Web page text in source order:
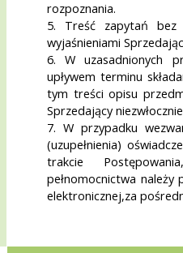
rozpoznania.
5. Treść zapytań bez
wyjaśnieniami
6. W uzasadnionych
upływem terminu
tym treści opisu
Sprzedający
7. W przypadku
(uzupełnienia)
trakcie
pełnomocnictwa należy
elektronicznej,za